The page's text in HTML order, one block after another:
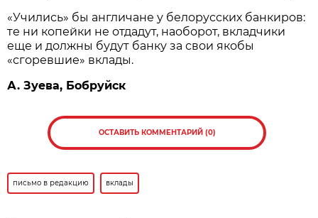
«Учились» бы англичане у белорусских банкиров:
те ни копейки не отдадут, наоборот, вкладчики
еще и должны будут банку за свои якобы
«сгоревшие» вклады.
А. Зуева, Бобруйск
ОСТАВИТЬ КОММЕНТАРИЙ (0)
письмо в редакцию вклады